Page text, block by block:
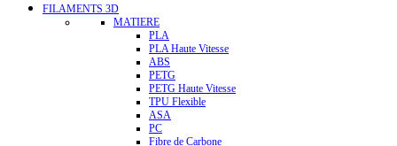
FILAMENTS 3D
MATIERE
PLA
PLA Haute Vitesse
ABS
PETG
PETG Haute Vitesse
TPU Flexible
ASA
PC
Fibre de Carbone